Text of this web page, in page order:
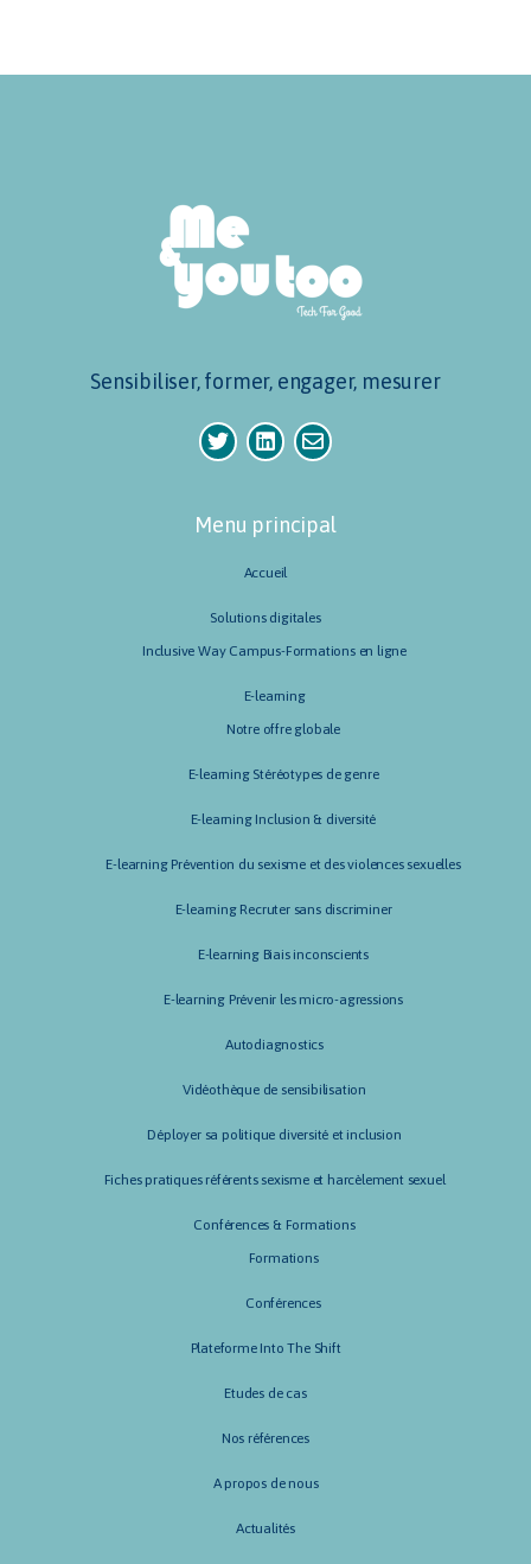
Sensibiliser, former, engager, mesurer
Menu principal
Accueil
Solutions digitales
Inclusive Way Campus-Formations en ligne
E-learning
Notre offre globale
E-learning Stéréotypes de genre
E-learning Inclusion & diversité
E-learning Prévention du sexisme et des violences sexuelles
E-learning Recruter sans discriminer
E-learning Biais inconscients
E-learning Prévenir les micro-agressions
Autodiagnostics
Vidéothèque de sensibilisation
Déployer sa politique diversité et inclusion
Fiches pratiques référents sexisme et harcèlement sexuel
Conférences & Formations
Formations
Conférences
Plateforme Into The Shift
Etudes de cas
Nos références
A propos de nous
Actualités